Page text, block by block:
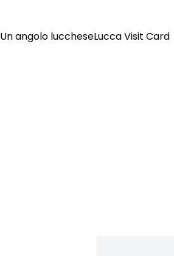
Un angolo luccheseLucca Visit Card